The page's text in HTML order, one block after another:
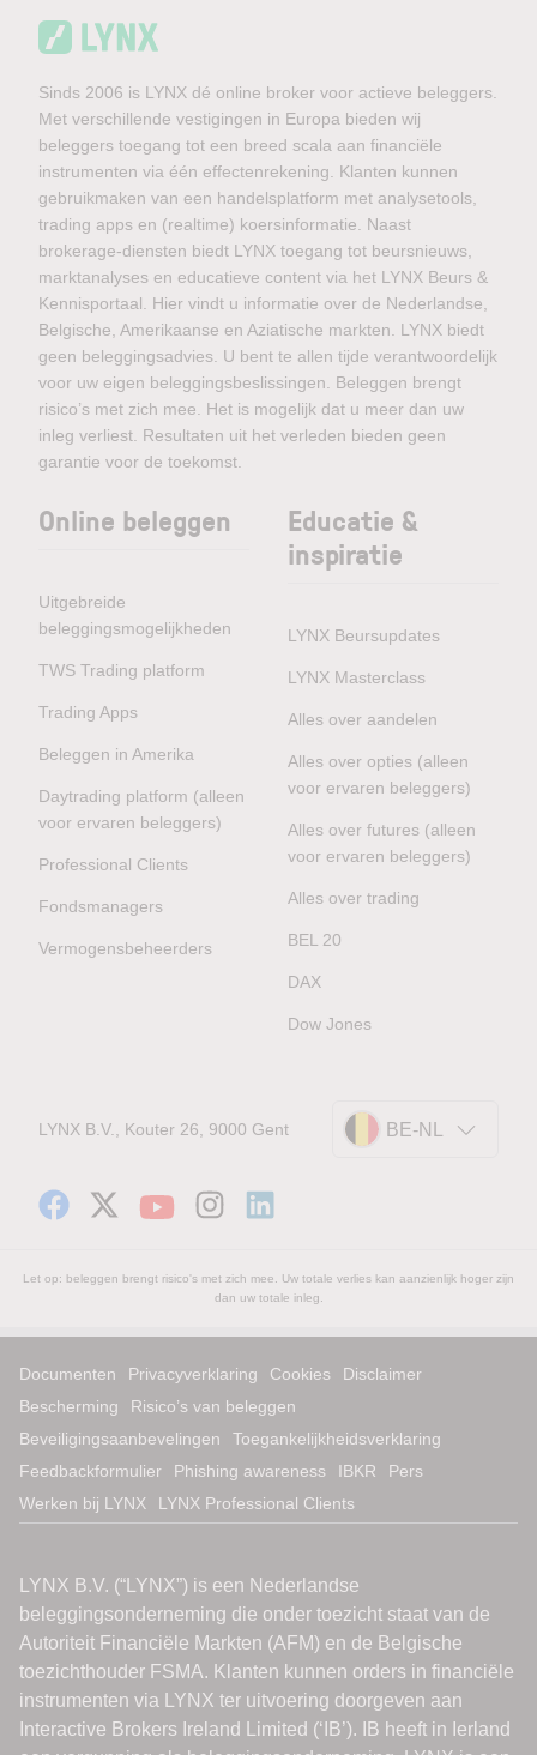
Sinds 2006 is LYNX dé online broker voor actieve beleggers.
Met verschillende vestigingen in Europa bieden wij
beleggers toegang tot een breed scala aan financiële
instrumenten via één effectenrekening. Klanten kunnen
gebruikmaken van een handelsplatform met analysetools,
trading apps en (realtime) koersinformatie. Naast
brokerage-diensten biedt LYNX toegang tot beursnieuws,
marktanalyses en educatieve content via het LYNX Beurs &
Kennisportaal. Hier vindt u informatie over de Nederlandse,
Belgische, Amerikaanse en Aziatische markten. LYNX biedt
geen beleggingsadvies. U bent te allen tijde verantwoordelijk
voor uw eigen beleggingsbeslissingen. Beleggen brengt
risico’s met zich mee. Het is mogelijk dat u meer dan uw
inleg verliest. Resultaten uit het verleden bieden geen
garantie voor de toekomst.
Online beleggen
Uitgebreide
beleggingsmogelijkheden
TWS Trading platform
Trading Apps
Beleggen in Amerika
Daytrading platform (alleen
voor ervaren beleggers)
Professional Clients
Fondsmanagers
Vermogensbeheerders
Educatie &
inspiratie
LYNX Beursupdates
LYNX Masterclass
Alles over aandelen
Alles over opties (alleen
voor ervaren beleggers)
Alles over futures (alleen
voor ervaren beleggers)
Alles over trading
BEL 20
DAX
Dow Jones
LYNX B.V., Kouter 26, 9000 Gent BE-NL
Let op: beleggen brengt risico's met zich mee. Uw totale verlies kan aanzienlijk hoger zijn
dan uw totale inleg.
Documenten Privacyverklaring Cookies
Disclaimer
Bescherming
Risico’s van beleggen
Beveiligingsaanbevelingen
Toegankelijkheidsverklaring
Feedbackformulier
Phishing awareness IBKR
Pers
Werken bij LYNX
LYNX Professional Clients